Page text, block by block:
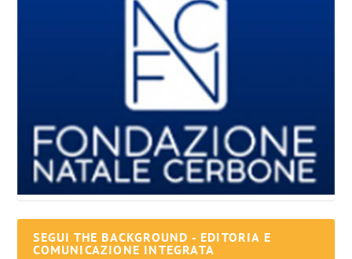
SEGUI THE BACKGROUND - EDITORIA E
COMUNICAZIONE INTEGRATA